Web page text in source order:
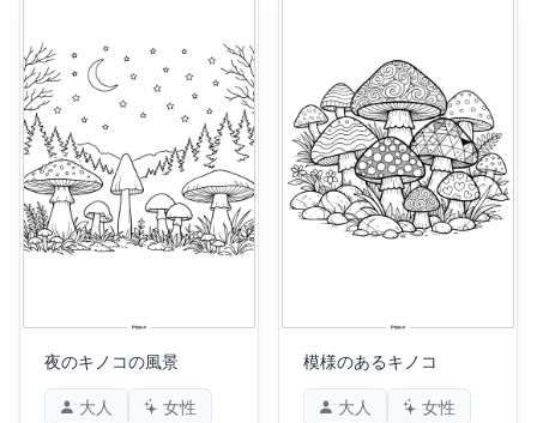
夜のキノコの風景
大人
女性
模様のあるキノコ
大人
女性